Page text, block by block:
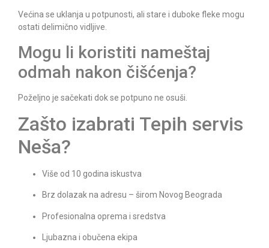
Većina se uklanja u potpunosti, ali stare i duboke fleke mogu
ostati delimično vidljive.
Mogu li koristiti nameštaj
odmah nakon čišćenja?
Poželjno je sačekati dok se potpuno ne osuši.
Zašto izabrati Tepih servis
Neša?
Više od 10 godina iskustva
Brz dolazak na adresu – širom Novog Beograda
Profesionalna oprema i sredstva
Ljubazna i obučena ekipa